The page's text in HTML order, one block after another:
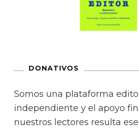
DONATIVOS
Somos una plataforma
independiente y el apoyo
nuestros lectores resulta